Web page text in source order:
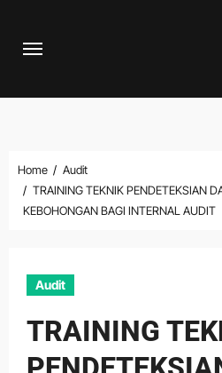
Home
Audit
TRAINING TEKNIK PENDETEKSIAN
KEBOHONGAN BAGI INTERNAL AUDIT
Audit
TRAINING